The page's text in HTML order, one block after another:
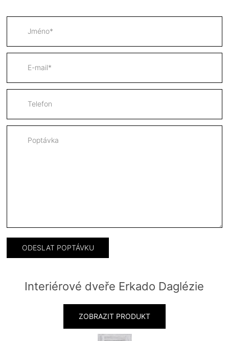
Interiérové dveře Erkado Daglézie
ZOBRAZIT PRODUKT